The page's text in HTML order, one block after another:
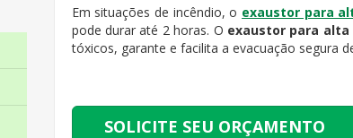
Em situações de incêndio, o exaustor para
pode durar até 2 horas. O exaustor para
tóxicos, garante e facilita a evacuação segura
SOLICITE SEU ORÇAMENTO